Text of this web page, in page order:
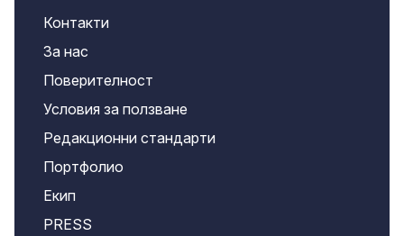
Контакти
За нас
Поверителност
Условия за ползване
Редакционни стандарти
Портфолио
Екип
PRESS